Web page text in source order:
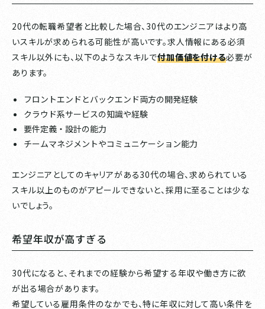
20代の転職希望者と比較した場合、30代のエンジニアはより高
いスキルが求められる可能性が高いです。求人情報にある必須
スキル以外にも、以下のようなスキルで付加価値を付ける必要が
あります。
フロントエンドとバックエンド両方の開発経験
クラウド系サービスの知識や経験
要件定義・設計の能力
チームマネジメントやコミュニケーション能力
エンジニアとしてのキャリアがある30代の場合、求められている
スキル以上のものがアピールできないと、採用に至ることは少な
いでしょう。
希望年収が高すぎる
30代になると、それまでの経験から希望する年収や働き方に欲
が出る場合があります。
希望している雇用条件のなかでも、特に年収に対して高い条件を